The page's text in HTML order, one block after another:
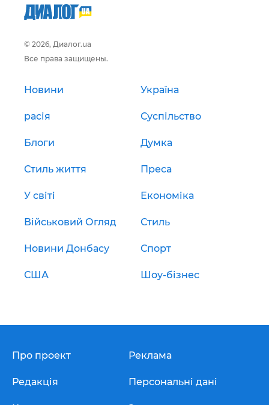
© 2026, Диалог.ua
Все права защищены.
Новини Україна
расія Суспільство
Блоги Думка
Стиль життя Преса
У світі Економіка
Військовий Огляд Стиль
Новини Донбасу Спорт
США Шоу-бізнес
Про проект
Редакція
Реклама
Персональні дані